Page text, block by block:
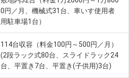
0円／月、機械式31台、車いす使用者
用駐車場1台）
114台収容（料金100円～500円／月）
(2段ラック式80台、スライドラック24
台、平置き7台、平置き(子供用)3台)